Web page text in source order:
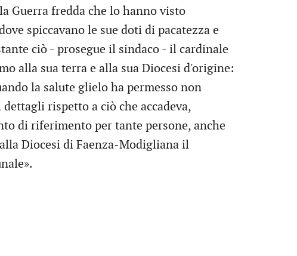
fredda che lo hanno visto
spiccavano le sue doti di pacatezza e
ciò - prosegue il sindaco - il cardinale
alla sua terra e alla sua Diocesi d'origine:
la salute glielo ha permesso non
rispetto a ciò che accadeva,
di riferimento per tante persone, anche
Diocesi di Faenza-Modigliana il